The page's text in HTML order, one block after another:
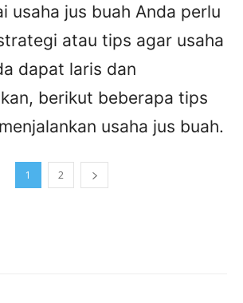
usaha jus buah Anda perlu
atau tips agar usaha
dapat laris dan
berikut beberapa tips
usaha jus buah.
1 2